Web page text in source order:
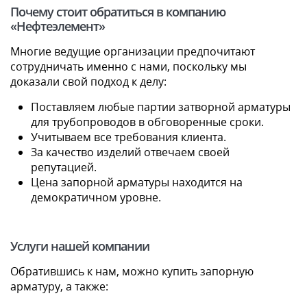
Почему стоит обратиться в компанию
«Нефтеэлемент»
Многие ведущие организации предпочитают
сотрудничать именно с нами, поскольку мы
доказали свой подход к делу:
Поставляем любые партии затворной арматуры
для трубопроводов в обговоренные сроки.
Учитываем все требования клиента.
За качество изделий отвечаем своей
репутацией.
Цена запорной арматуры находится на
демократичном уровне.
Услуги нашей компании
Обратившись к нам, можно купить запорную
арматуру, а также: